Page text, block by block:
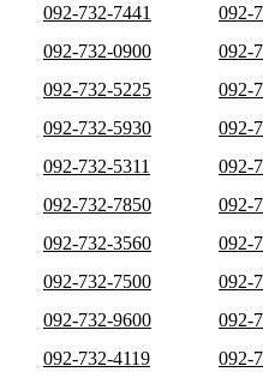
092-732-7441 092-
092-732-0900
092-
092-732-5225
092-
092-732-5930
092-
092-732-5311
092-
092-732-7850
092-
092-732-3560
092-
092-732-7500
092-
092-732-9600
092-
092-732-4119
092-